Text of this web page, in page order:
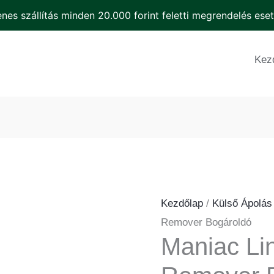
szállítás minden 20.000 forint feletti megrendelés
Kezdőlap/ Külső Ápolás
Remover Bogároldó
Maniac